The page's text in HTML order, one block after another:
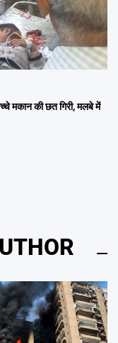
मकान की छत गिरी, मलबे में